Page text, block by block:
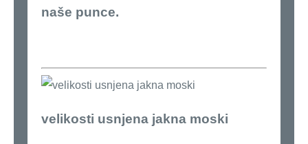
naše punce.
velikosti usnjena jakna moski